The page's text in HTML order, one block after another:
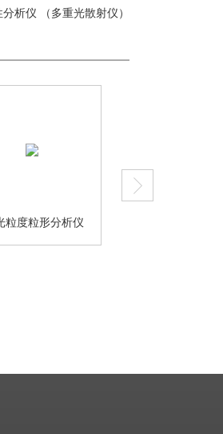
析仪 （多重光散射仪）
总氯总硫分析仪